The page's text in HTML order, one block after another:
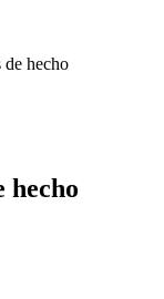
de hecho
hecho